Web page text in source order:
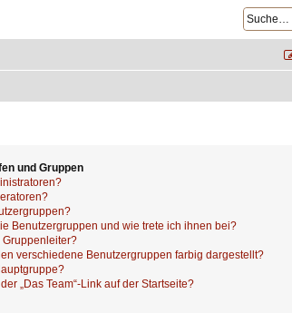
und Gruppen
Benutzergruppen und wie trete ich ihnen bei?
Gruppenleiter?
verschiedene Benutzergruppen farbig dargestellt?
„Das Team“-Link auf der Startseite?